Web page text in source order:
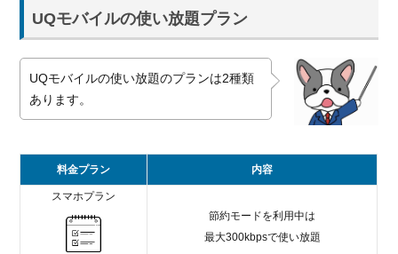
UQモバイルの使い放題プラン
UQモバイルの使い放題のプランは2種類
あります。
料金プラン 内容
スマホプラン
節約モードを利用中は
最大300kbpsで使い放題